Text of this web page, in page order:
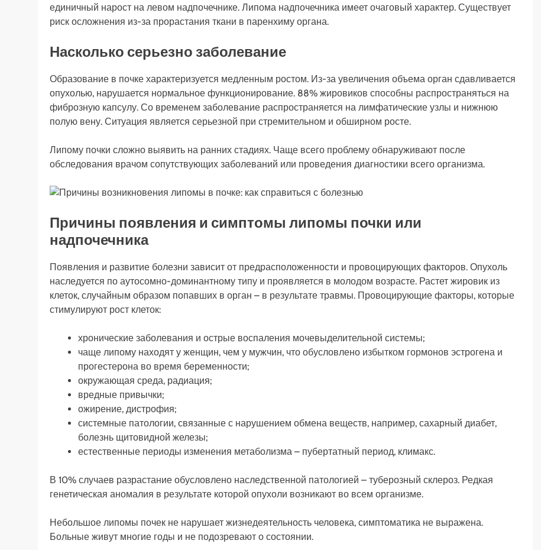
единичный нарост на левом надпочечнике. Липома надпочечника имеет очаговый характер. Существует
риск осложнения из-за прорастания ткани в паренхиму органа.
Насколько серьезно заболевание
Образование в почке характеризуется медленным ростом. Из-за увеличения объема орган сдавливается
опухолью, нарушается нормальное функционирование. 88% жировиков способны распространяться на
фиброзную капсулу. Со временем заболевание распространяется на лимфатические узлы и нижнюю
полую вену. Ситуация является серьезной при стремительном и обширном росте.
Липому почки сложно выявить на ранних стадиях. Чаще всего проблему обнаруживают после
обследования врачом сопутствующих заболеваний или проведения диагностики всего организма.
Причины появления и симптомы липомы почки или
надпочечника
Появления и развитие болезни зависит от предрасположенности и провоцирующих факторов. Опухоль
наследуется по аутосомно-доминантному типу и проявляется в молодом возрасте. Растет жировик из
клеток, случайным образом попавших в орган – в результате травмы. Провоцирующие факторы, которые
стимулируют рост клеток:
хронические заболевания и острые воспаления мочевыделительной системы;
чаще липому находят у женщин, чем у мужчин, что обусловлено избытком гормонов эстрогена и
прогестерона во время беременности;
окружающая среда, радиация;
вредные привычки;
ожирение, дистрофия;
системные патологии, связанные с нарушением обмена веществ, например, сахарный диабет,
болезнь щитовидной железы;
естественные периоды изменения метаболизма – пубертатный период, климакс.
В 10% случаев разрастание обусловлено наследственной патологией – туберозный склероз. Редкая
генетическая аномалия в результате которой опухоли возникают во всем организме.
Небольшое липомы почек не нарушает жизнедеятельность человека, симптоматика не выражена.
Больные живут многие годы и не подозревают о состоянии.